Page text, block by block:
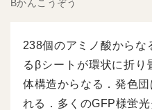
Bかんこうぞう
238個のアミノ酸からな
るβシートが環状に折
体構造からなる．発色
れる．多くのGFP様蛍